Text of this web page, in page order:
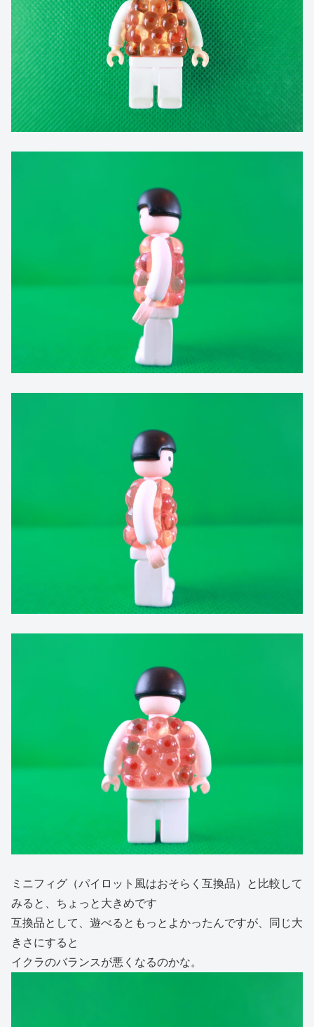
ミニフィグ（パイロット風はおそらく互換品）と比較して
みると、ちょっと大きめです
互換品として、遊べるともっとよかったんですが、同じ大
きさにすると
イクラのバランスが悪くなるのかな。